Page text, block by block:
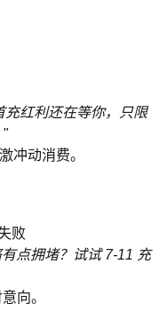
充红利还在等你，只限
"
冲动消费。
败
点拥堵？试试 7-11 充
向。